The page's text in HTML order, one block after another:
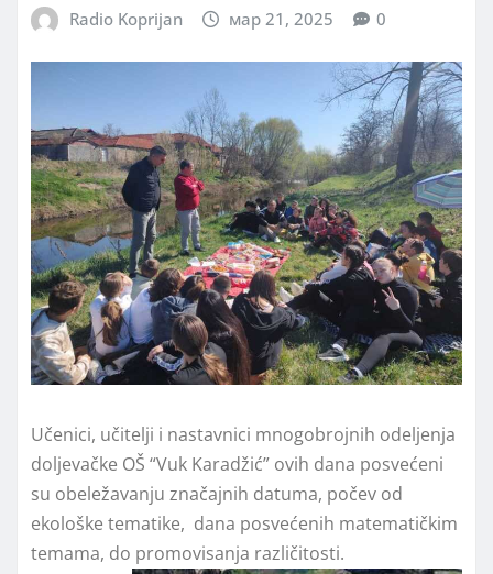
Radio Koprijan мар 21, 2025 0
Učenici, učitelji i nastavnici mnogobrojnih odeljenja
doljevačke OŠ “Vuk Karadžić” ovih dana posvećeni
su obeležavanju značajnih datuma, počev od
ekološke tematike, dana posvećenih matematičkim
temama, do promovisanja različitosti.